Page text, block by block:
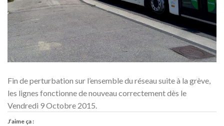
Fin de perturbation sur l’ensemble du réseau suite à la grève,
les lignes fonctionne de nouveau correctement dès le
Vendredi 9 Octobre 2015.
J’aime ça :